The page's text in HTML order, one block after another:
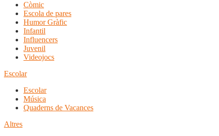
Còmic
Escola de pares
Humor Gràfic
Infantil
Influencers
Juvenil
Videojocs
Escolar
Escolar
Música
Quaderns de Vacances
Altres